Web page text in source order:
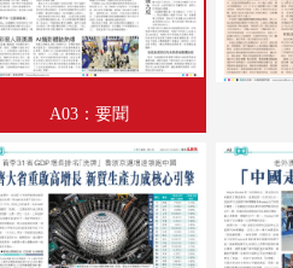
B04：體育
A03：要聞